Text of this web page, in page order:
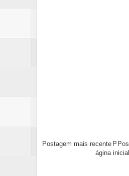
Postagem mais recente P
ágina inicial